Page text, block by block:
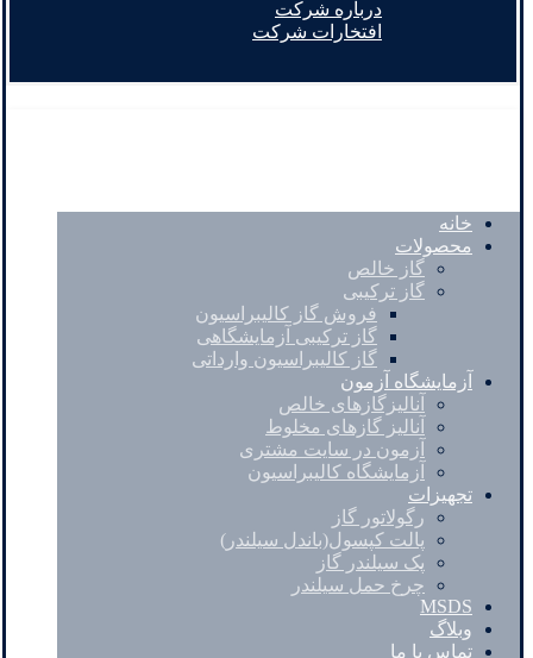
درباره شرکت
افتخارات شرکت
خانه
محصولات
گاز خالص
گاز ترکیبی
فروش گاز کالیبراسیون
گاز ترکیبی آزمایشگاهی
گاز کالیبراسیون وارداتی
آزمایشگاه آزمون
آنالیزگازهای خالص
آنالیز گازهای مخلوط
آزمون در سایت مشتری
آزمایشگاه کالیبراسیون
تجهیزات
رگولاتور گاز
پالت کپسول(باندل سیلندر)
پک سیلندر گاز
چرخ حمل سیلندر
MSDS
وبلاگ
تماس با ما